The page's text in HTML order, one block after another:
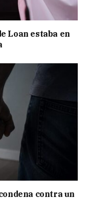
Loan estaba en
contra un